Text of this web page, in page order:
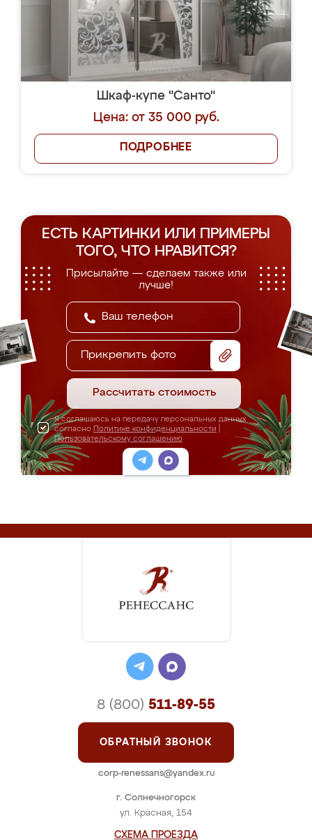
Шкаф-купе "Санто"
Цена: от 35 000 руб.
ПОДРОБНЕЕ
ЕСТЬ КАРТИНКИ ИЛИ ПРИМЕРЫ
ТОГО, ЧТО НРАВИТСЯ?
Присылайте — сделаем также или
лучше!
Прикрепить фото
Рассчитать стоимость
Я соглашаюсь на передачу персональных данных
согласно Политике конфиденциальности
Пользовательскому соглашению
г. Солнечногорск
ул. Красная, 154
СХЕМА ПРОЕЗДА
8 (800) 511-89-55
ОБРАТНЫЙ ЗВОНОК
corp-renessans@yandex.ru